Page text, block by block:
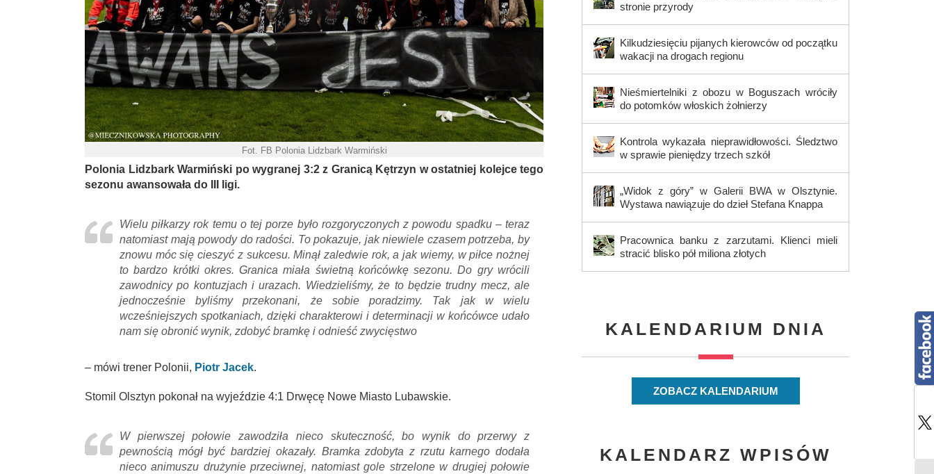
Fot. FB Polonia Lidzbark Warmiński
Polonia Lidzbark Warmiński po wygranej 3:2 z Granicą Kętrzyn w ostatniej kolejce tego
sezonu awansowała do III ligi.
Wielu piłkarzy rok temu o tej porze było rozgoryczonych z powodu spadku – teraz
natomiast mają powody do radości. To pokazuje, jak niewiele czasem potrzeba, by
znowu móc się cieszyć z sukcesu. Minął zaledwie rok, a jak wiemy, w piłce nożnej
to bardzo krótki okres. Granica miała świetną końcówkę sezonu. Do gry wrócili
zawodnicy po kontuzjach i urazach. Wiedzieliśmy, że to będzie trudny mecz, ale
jednocześnie byliśmy przekonani, że sobie poradzimy. Tak jak w wielu
wcześniejszych spotkaniach, dzięki charakterowi i determinacji w końcówce udało
nam się obronić wynik, zdobyć bramkę i odnieść zwycięstwo
– mówi trener Polonii, Piotr Jacek.
Stomil Olsztyn pokonał na wyjeździe 4:1 Drwęcę Nowe Miasto Lubawskie.
W pierwszej połowie zawodziła nieco skuteczność, bo wynik do przerwy z
pewnością mógł być bardziej okazały. Bramka zdobyta z rzutu karnego dodała
nieco animuszu drużynie przeciwnej, natomiast gole strzelone w drugiej połowie
stronie przyrody
Kilkudziesięciu pijanych kierowców od początku
wakacji na drogach regionu
Nieśmiertelniki z obozu w Boguszach wróciły
do potomków włoskich żołnierzy
Kontrola wykazała nieprawidłowości. Śledztwo
w sprawie pieniędzy trzech szkół
„Widok z góry” w Galerii BWA w Olsztynie.
Wystawa nawiązuje do dzieł Stefana Knappa
Pracownica banku z zarzutami. Klienci mieli
stracić blisko pół miliona złotych
KALENDARIUM DNIA
ZOBACZ KALENDARIUM
KALENDARZ WPISÓW